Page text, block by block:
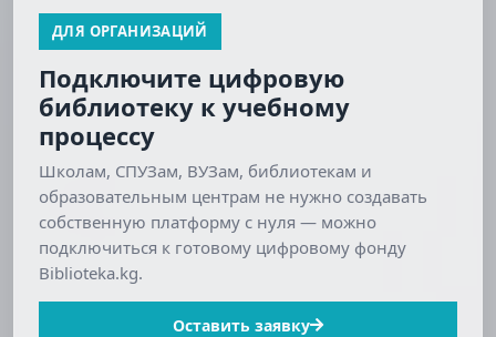
ДЛЯ ОРГАНИЗАЦИЙ
Подключите цифровую
библиотеку к учебному
процессу
Школам, СПУЗам, ВУЗам, библиотекам и
образовательным центрам не нужно создавать
собственную платформу с нуля — можно
подключиться к готовому цифровому фонду
Biblioteka.kg.
Оставить заявку